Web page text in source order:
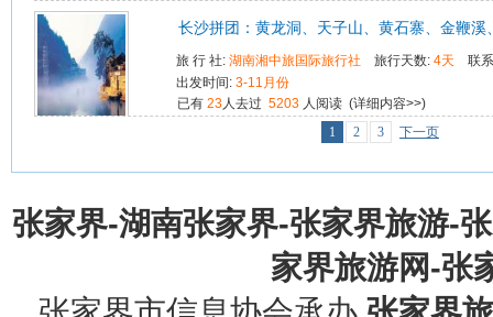
长沙拼团：黄龙洞、天子山、黄石寨、金鞭溪
旅 行 社:湖南湘中旅国际旅行社 旅行天数:4天
联
出发时间:3-11月份
已有23人去过5203 人阅读 (详细内容>>)
1
2 3 下一页
张家界-湖南张家界-张家界旅游-
家界旅游网-张